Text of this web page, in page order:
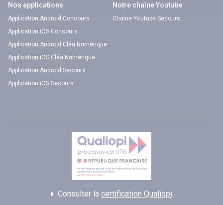
Nos applications
Application Android Concours
Application iOS Concours
Application Android Cléa Numérique
Application iOS Cléa Numérique
Application Android Secours
Application iOS Secours
Notre chaîne Youtube
Chaîne Youtube Secours
Consulter la certification Qualiopi